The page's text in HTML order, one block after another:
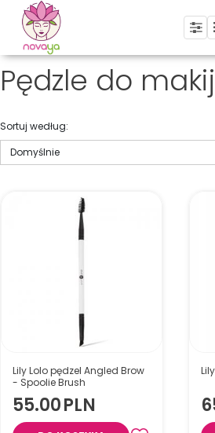
Pędzle do
Sortuj według:
Lily Lolo pędzel Angled Brow
- Spoolie Brush
55.00PLN